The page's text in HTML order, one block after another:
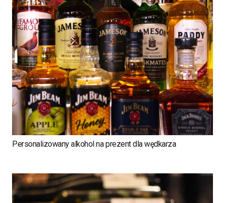
Personalizowany alkohol na prezent dla wędkarza